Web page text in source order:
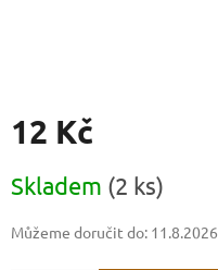
12 Kč
cena:
Skladem (2 ks)
Můžeme doručit do: 11.8.2026